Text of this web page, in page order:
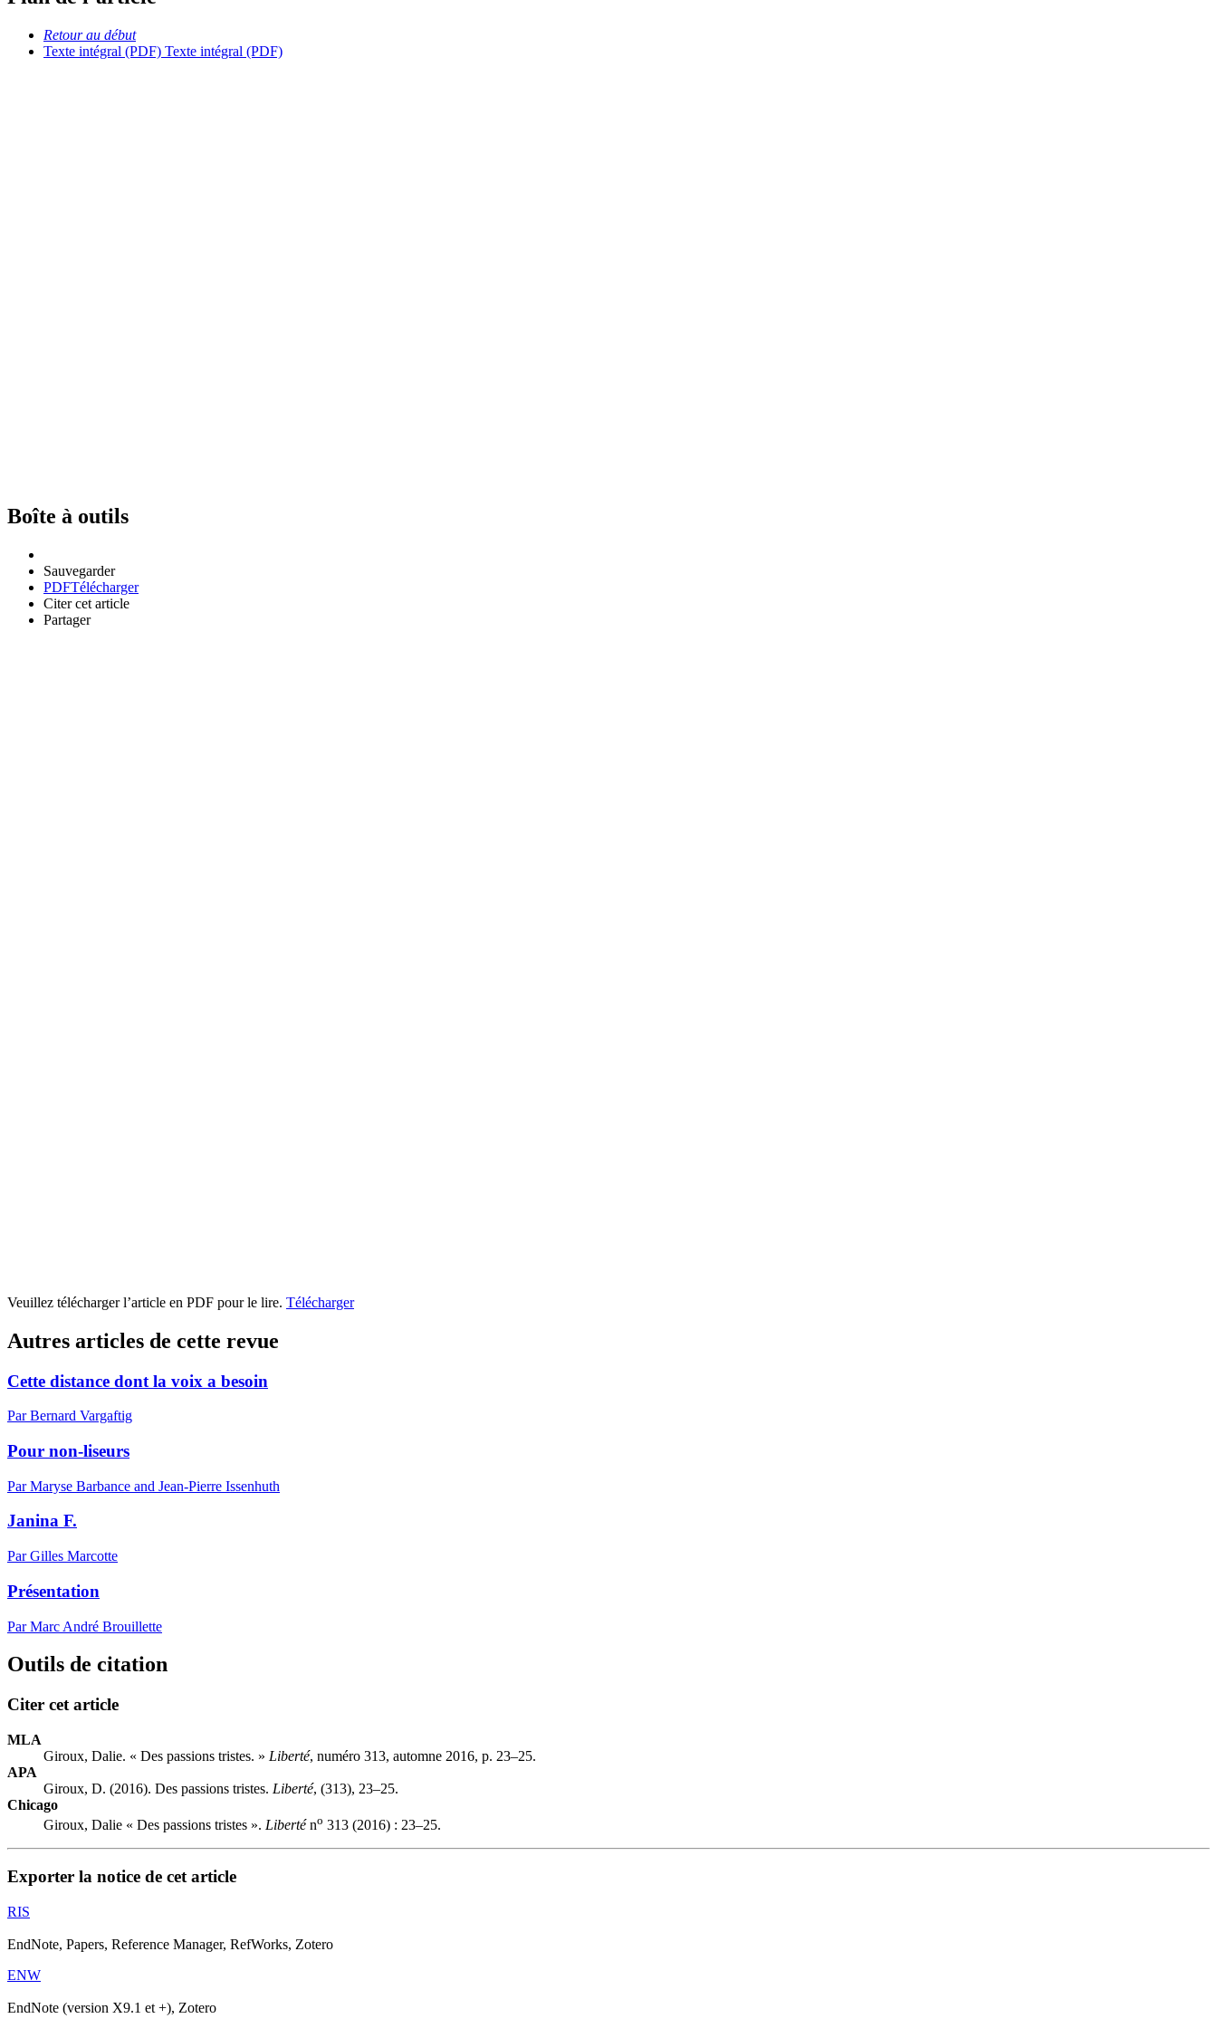
Retour au début
Texte intégral (PDF) Texte intégral (PDF)
Boîte à outils
Sauvegarder
PDFTélécharger
Citer cet article
Partager
Veuillez télécharger l’article en PDF pour le lire. Télécharger
Autres articles de cette revue
Cette distance dont la voix a besoin
Par Bernard Vargaftig
Pour non-liseurs
Par Maryse Barbance and Jean-Pierre Issenhuth
Janina F.
Par Gilles Marcotte
Présentation
Par Marc André Brouillette
Outils de citation
Citer cet article
MLA
Giroux, Dalie. « Des passions tristes. » Liberté, numéro 313, automne 2016, p. 23–25.
APA
Giroux, D. (2016). Des passions tristes. Liberté, (313), 23–25.
Chicago
Giroux, Dalie « Des passions tristes ». Liberténo 313 (2016) : 23–25.
Exporter la notice de cet article
RIS
EndNote, Papers, Reference Manager, RefWorks, Zotero
ENW
EndNote (version X9.1 et +), Zotero